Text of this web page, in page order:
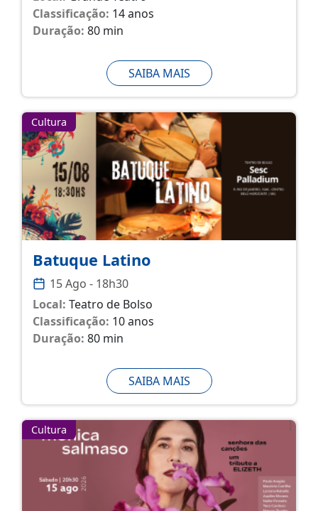
Classificação: 14 anos
Duração: 80 min
SAIBA MAIS
Cultura
Batuque Latino
15 Ago - 18h30
Local: Teatro de Bolso
Classificação: 10 anos
Duração: 80 min
SAIBA MAIS
Cultura